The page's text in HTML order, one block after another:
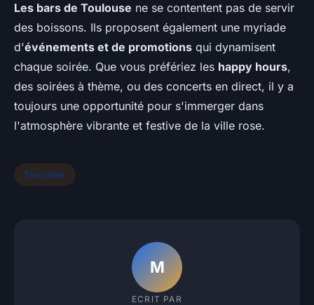
Les bars de Toulouse ne se contentent pas de servir
des boissons. Ils proposent également une myriade
d'événements et de promotions qui dynamisent
chaque soirée. Que vous préfériez les happy hours,
des soirées à thème, ou des concerts en direct, il y a
toujours une opportunité pour s'immerger dans
l'atmosphère vibrante et festive de la ville rose.
Tourisme
M
ECRIT PAR